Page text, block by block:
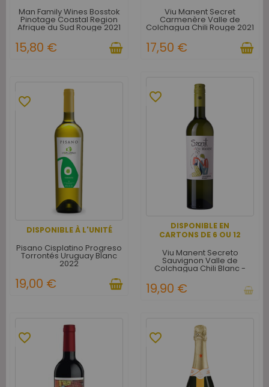
Man Family Wines Bosstok
Pinotage Coastal Region
Afrique du Sud Rouge 2021
15,80 €
Viu Manent Secret
Carmenère Valle de
Colchagua Chili Rouge 2021
17,50 €
DISPONIBLE À L'UNITÉ
favorite_border
Pisano Cisplatino Progreso
Torrontés Uruguay Blanc
2022
19,00 €
DISPONIBLE EN
CARTONS DE 6 OU 12
favorite_border
Viu Manent Secreto
Sauvignon Valle de
Colchagua Chili Blanc -
Carton de 6
19,90 €
favorite_border favorite_border